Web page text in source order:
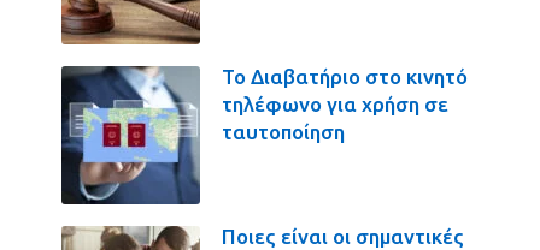
Το Διαβατήριο στο κινητό
τηλέφωνο για χρήση σε
ταυτοποίηση
Ποιες είναι οι σημαντικές